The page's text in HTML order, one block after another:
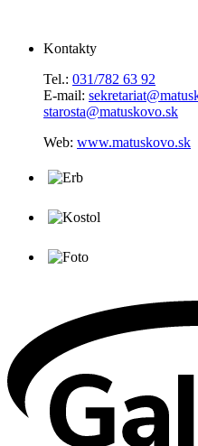
Kontakty
Tel.: 031/782 63 92
E-mail:
starosta@matuskovo.sk
Web: www.matuskovo.sk